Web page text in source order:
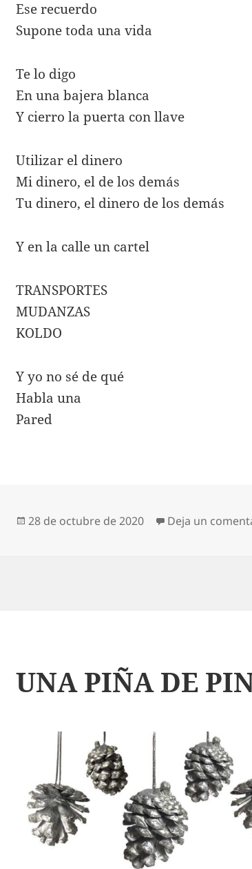
Ese recuerdo
Supone toda una vida
Te lo digo
En una bajera blanca
Y cierro la puerta con llave
Utilizar el dinero
Mi dinero, el de los demás
Tu dinero, el dinero de los demás
Y en la calle un cartel
TRANSPORTES
MUDANZAS
KOLDO
Y yo no sé de qué
Habla una
Pared
Publicado
28 de octubre de 2020 Deja un
UNA PIÑA DE